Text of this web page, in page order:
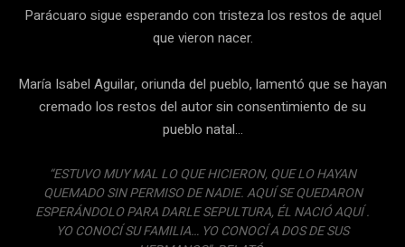
Parácuaro sigue esperando con tristeza los restos de aquel
que vieron nacer.
María Isabel Aguilar, oriunda del pueblo, lamentó que se hayan
cremado los restos del autor sin consentimiento de su
pueblo natal…
“ESTUVO MUY MAL LO QUE HICIERON, QUE LO HAYAN
QUEMADO SIN PERMISO DE NADIE. AQUÍ SE QUEDARON
ESPERÁNDOLO PARA DARLE SEPULTURA, ÉL NACIÓ AQUÍ .
YO CONOCÍ SU FAMILIA… YO CONOCÍ A DOS DE SUS